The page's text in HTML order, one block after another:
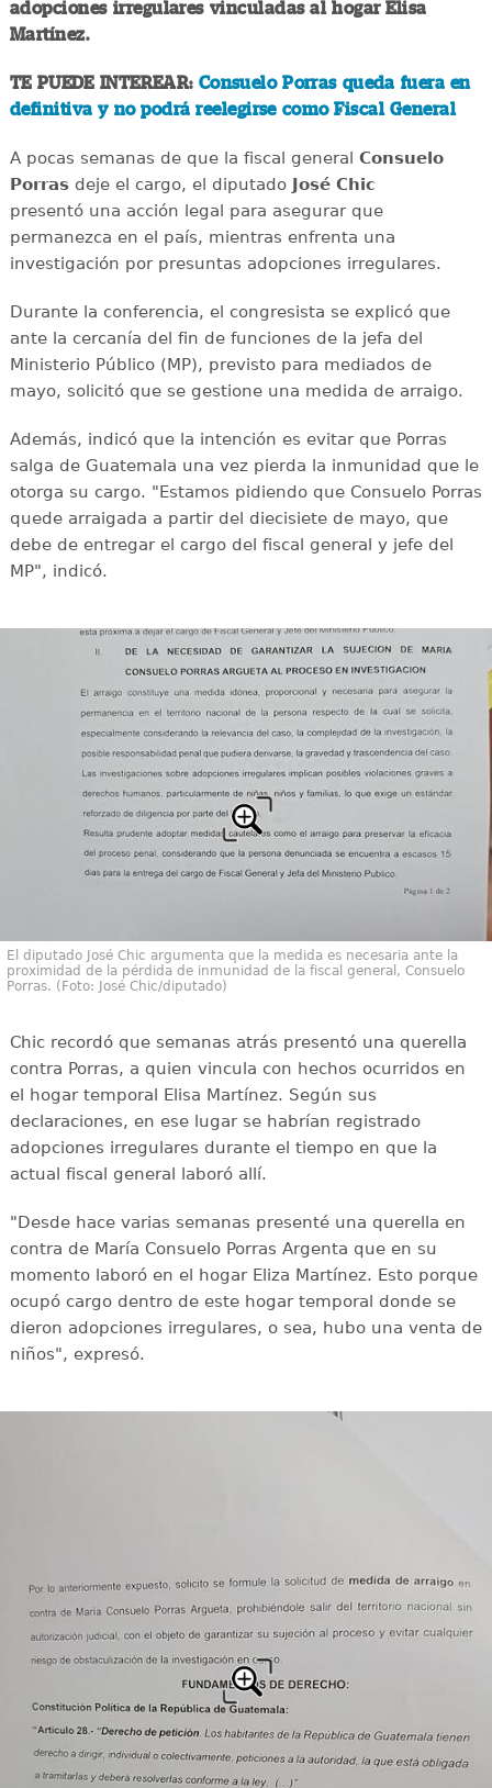
adopciones irregulares vinculadas al hogar Elisa
Martínez.
TE PUEDE INTEREAR: Consuelo Porras queda fuera en
definitiva y no podrá reelegirse como Fiscal General
A pocas semanas de que la fiscal general Consuelo
Porrasdeje el cargo, el diputado José Chic
presentó una acción legal para asegurar que
permanezca en el país, mientras enfrenta una
investigación por presuntas adopciones irregulares.
Durante la conferencia, el congresista se explicó que
ante la cercanía del fin de funciones de la jefa del
Ministerio Público (MP), previsto para mediados de
mayo, solicitó que se gestione una medida de arraigo.
Además, indicó que la intención es evitar que Porras
salga de Guatemala una vez pierda la inmunidad que le
otorga su cargo. "Estamos pidiendo que Consuelo Porras
quede arraigada a partir del diecisiete de mayo, que
debe de entregar el cargo del fiscal general y jefe del
MP", indicó.
El diputado José Chic argumenta que la medida es necesaria ante la
proximidad de la pérdida de inmunidad de la fiscal general, Consuelo
Porras. (Foto: José Chic/diputado)
Chic recordó que semanas atrás presentó una querella
contra Porras, a quien vincula con hechos ocurridos en
el hogar temporal Elisa Martínez. Según sus
declaraciones, en ese lugar se habrían registrado
adopciones irregulares durante el tiempo en que la
actual fiscal general laboró allí.
"Desde hace varias semanas presenté una querella en
contra de María Consuelo Porras Argenta que en su
momento laboró en el hogar Eliza Martínez. Esto porque
ocupó cargo dentro de este hogar temporal donde se
dieron adopciones irregulares, o sea, hubo una venta de
niños", expresó.